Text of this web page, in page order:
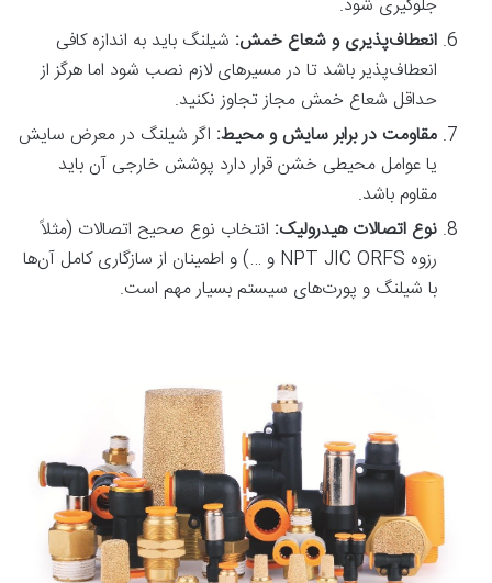
انعطاف‌پذیری و شعاع خمش: شیلنگ باید به اندازه کافی
انعطاف‌پذیر باشد تا در مسیرهای لازم نصب شود اما هرگز از
حداقل شعاع خمش مجاز تجاوز نکنید.
مقاومت در برابر سایش و محیط: اگر شیلنگ در معرض سایش
یا عوامل محیطی خشن قرار دارد پوشش خارجی آن باید
مقاوم باشد.
نوع اتصالات هیدرولیک: انتخاب نوع صحیح اتصالات (مثلاً
رزوه NPT JIC ORFS و …) و اطمینان از سازگاری کامل آن‌ها
با شیلنگ و پورت‌های سیستم بسیار مهم است.